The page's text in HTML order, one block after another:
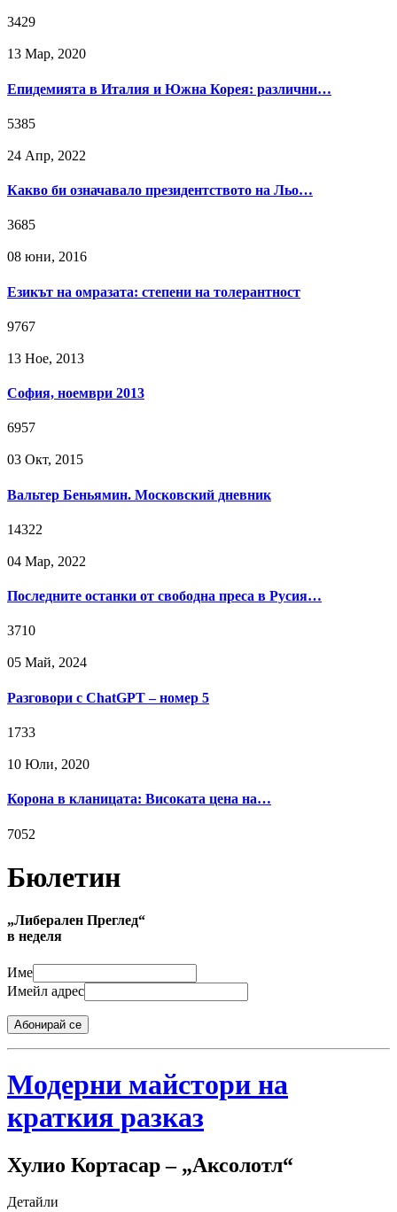
3429
13 Мар, 2020
Епидемията в Италия и Южна Корея: различни…
5385
24 Апр, 2022
Какво би означавало президентството на Льо…
3685
08 юни, 2016
Езикът на омразата: степени на толерантност
9767
13 Ное, 2013
София, ноември 2013
6957
03 Окт, 2015
Вальтер Беньямин. Московский дневник
14322
04 Мар, 2022
Последните останки от свободна преса в Русия…
3710
05 Май, 2024
Разговори с ChatGPT – номер 5
1733
10 Юли, 2020
Корона в кланицата: Високата цена на…
7052
Бюлетин
„Либерален Преглед“
в неделя
Име
Имейл адрес
Абонирай се
Модерни майстори на
краткия разказ
Хулио Кортасар – „Аксолотл“
Детайли